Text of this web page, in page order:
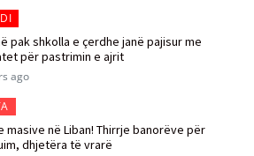
pak shkolla e çerdhe janë pajisur me
për pastrimin e ajrit
ago
masive në Liban! Thirrje banorëve për
dhjetëra të vrarë